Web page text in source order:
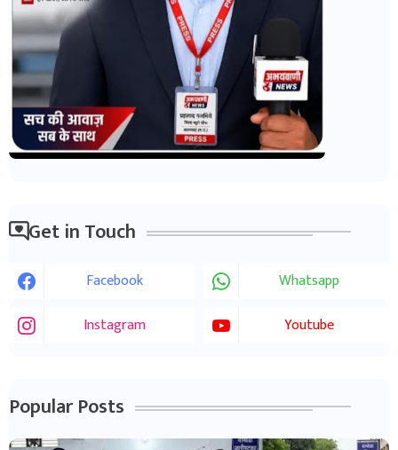
Get in Touch
Facebook
Whatsapp
Instagram
Youtube
Popular Posts